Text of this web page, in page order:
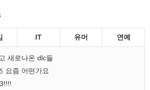
IT 유머 연예
새로나온 dlc들
요즘 어떤가요